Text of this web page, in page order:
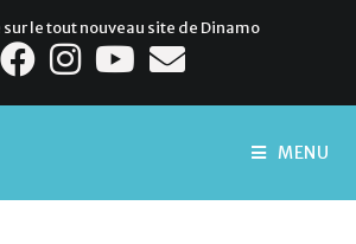
le tout nouveau site de Dinamo
MENU